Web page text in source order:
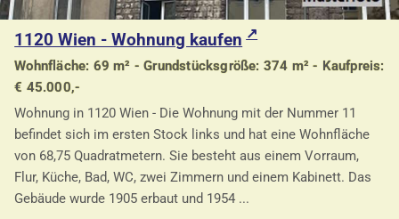
1120 Wien - Wohnung kaufen
Wohnfläche: 69 m² - Grundstücksgröße: 374 m² - Kaufpreis:
€ 45.000,-
Wohnung in 1120 Wien - Die Wohnung mit der Nummer 11
befindet sich im ersten Stock links und hat eine Wohnfläche
von 68,75 Quadratmetern. Sie besteht aus einem Vorraum,
Flur, Küche, Bad, WC, zwei Zimmern und einem Kabinett. Das
Gebäude wurde 1905 erbaut und 1954 ...